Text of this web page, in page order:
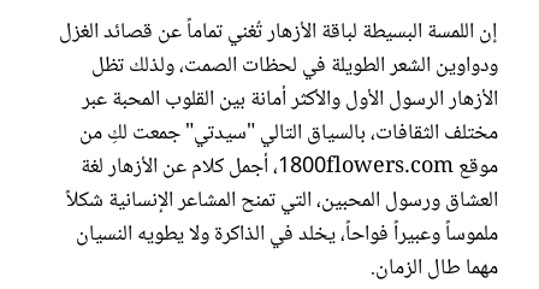
إن اللمسة البسيطة لباقة الأزهار تُغني تماماً عن قصائد الغزل
ودواوين الشعر الطويلة في لحظات الصمت، ولذلك تظل
الأزهار الرسول الأول والأكثر أمانة بين القلوب المحبة عبر
مختلف الثقافات، بالسياق التالي "سيدتي" جمعت لكِ من
موقع 1800flowers.com، أجمل كلام عن الأزهار لغة
العشاق ورسول المحبين، التي تمنح المشاعر الإنسانية شكلاً
ملموساً وعبيراً فواحاً، يخلد في الذاكرة ولا يطويه النسيان
مهما طال الزمان.